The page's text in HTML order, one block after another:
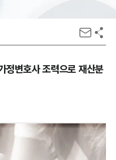
정변호사 조력으로 재산분